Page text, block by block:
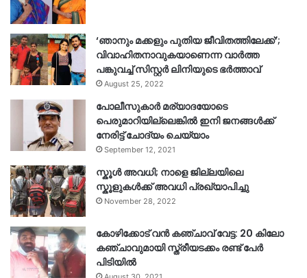
‘ഞാനും മക്കളും പുതിയ ജീവിതത്തിലേക്ക്’;
വിവാഹിതനാവുകയാണെന്ന വാർത്ത
പങ്കുവച്ച് സിസ്റ്റർ ലിനിയുടെ ഭർത്താവ്
August 25, 2022
പോലീസുകാര്‍ മര്യാദയോടെ
പെരുമാറിയില്ലെങ്കില്‍ ഇനി ജനങ്ങള്‍ക്ക്
നേരിട്ട് ചോദ്യം ചെയ്യാം
September 12, 2021
സ്കൂൾ അവധി; നാളെ ജില്ലയിലെ
സ്കൂളുകൾക്ക് അവധി പ്രഖ്യാപിച്ചു
November 28, 2022
കോഴിക്കോട് വൻ കഞ്ചാവ് വേട്ട: 20 കിലോ
കഞ്ചാവുമായി സ്ത്രീയടക്കം രണ്ട് പേർ
പിടിയിൽ